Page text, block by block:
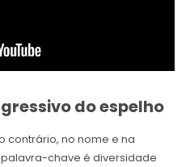
do espelho
contrário, no nome e na
palavra-chave é diversidade